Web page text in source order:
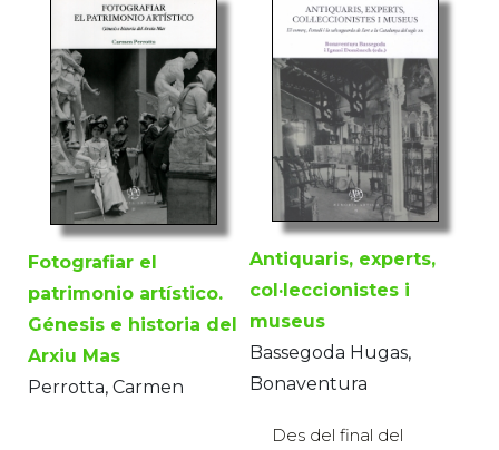
Fotografiar el
patrimonio artístico.
Génesis e historia del
Arxiu Mas
Perrotta, Carmen
Antiquaris, experts,
col·leccionistes i
museus
Bassegoda Hugas,
Bonaventura
Des del final del